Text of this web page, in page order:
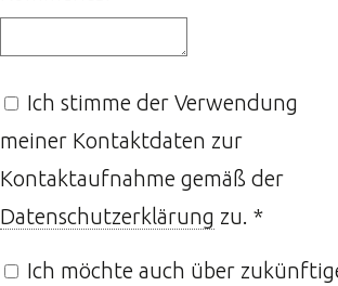
Ich stimme der Verwendung
meiner Kontaktdaten zur
Kontaktaufnahme gemäß der
Datenschutzerklärung zu. *
Ich möchte auch über